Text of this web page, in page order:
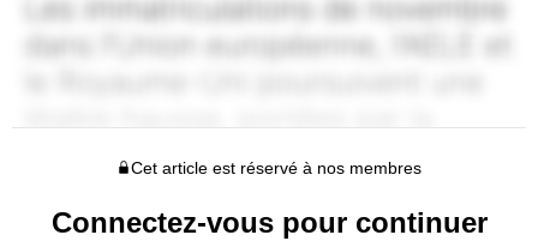
Cet article est réservé à nos membres
Connectez-vous pour continuer